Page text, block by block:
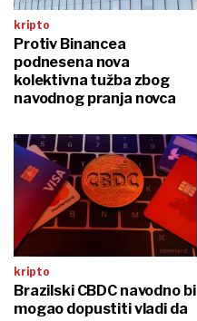
kripto
Protiv Binancea
podnesena nova
kolektivna tužba zbog
navodnog pranja novca
kripto
Brazilski CBDC navodno bi
mogao dopustiti vladi da